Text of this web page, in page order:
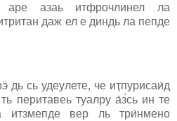
аре азаь итфрочлинел ла
даж ел е диндь ла пепде
дь сь удеулете, че иҭпуриcаи́д
перитавеь туалру а́з́сь ин те
итзмепде вер ль три́нмено